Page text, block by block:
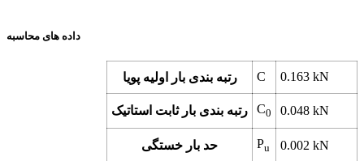
داده های محاسبه
رتبه بندی بار اولیه پویا C 0.163 kN
رتبه بندی بار ثابت استاتیک C0 0.048 kN
حد بار خستگی Pu 0.002 kN